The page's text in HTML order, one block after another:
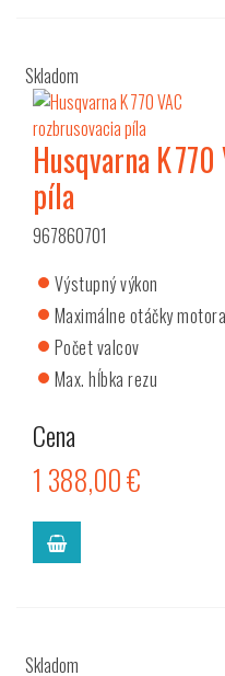
Skladom
Husqvarna K
píla
967860701
Výstupný výkon
Maximálne otáčky
Počet valcov
Max. hĺbka rezu
Cena
1 388,00 €
Skladom